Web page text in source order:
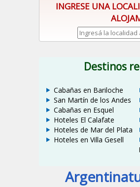
INGRESE UNA
Destinos
Cabañas en Bariloche
San Martín de los Andes
Cabañas en Esquel
Hoteles El Calafate
Hoteles de Mar del Plata
Hoteles en Villa Gesell